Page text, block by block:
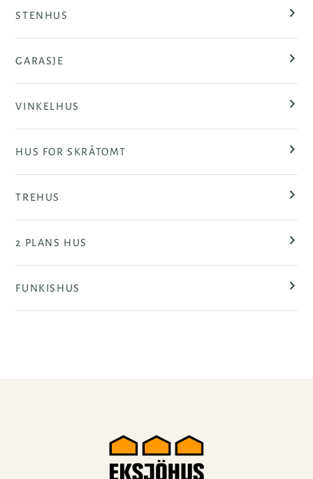
STENHUS
GARASJE
VINKELHUS
HUS FOR SKRÅTOMT
TREHUS
2 PLANS HUS
FUNKISHUS